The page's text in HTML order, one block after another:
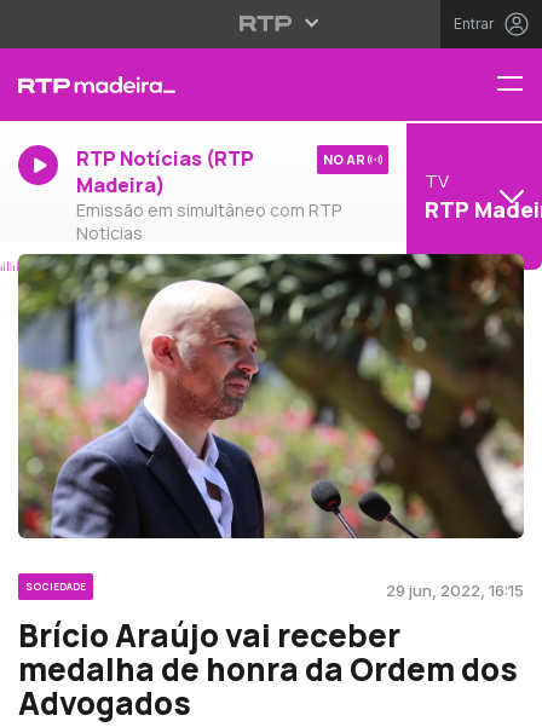
Entrar
RTP Notícias (RTP
Madeira)
Emissão em simultâneo com RTP
Notícias
NO AR
TV
RTP
SOCIEDADE 29 jun, 2022, 16:15
Brício Araújo vai receber
medalha de honra da Ordem dos
Advogados